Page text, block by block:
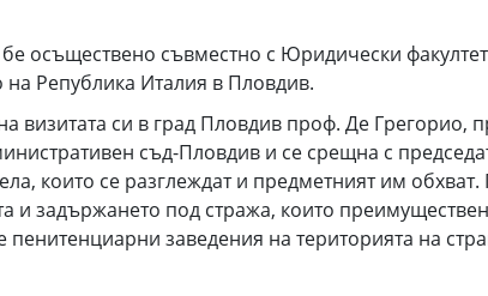
осъществено съвместно с Юридически
на Република Италия в Пловдив.
визитата си в град Пловдив проф. Де
съд-Пловдив и се срещна с
които се разглеждат и предметният им
и задържането под стража, които
пенитенциарни заведения на територията на